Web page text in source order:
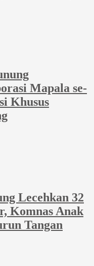
Mapala se-
Khusus
Lecehkan 32
Komnas Anak
Tangan